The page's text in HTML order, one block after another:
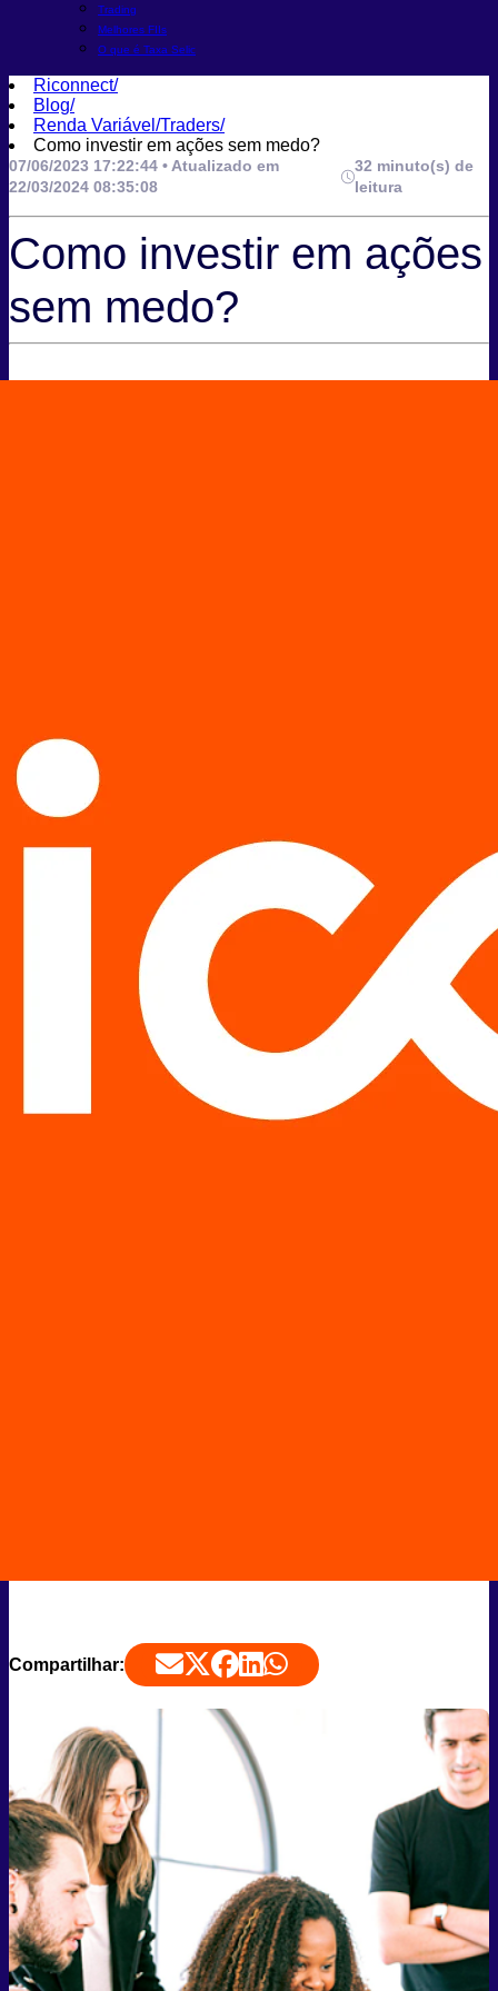
Trading
Melhores FIIs
O que é Taxa Selic
Riconnect/
Blog/
Renda Variável/Traders/
Como investir em ações sem medo?
07/06/2023 17:22:44 • Atualizado em
22/03/2024 08:35:08
32 minuto(s) de
leitura
Como investir em ações
sem medo?
Compartilhar: